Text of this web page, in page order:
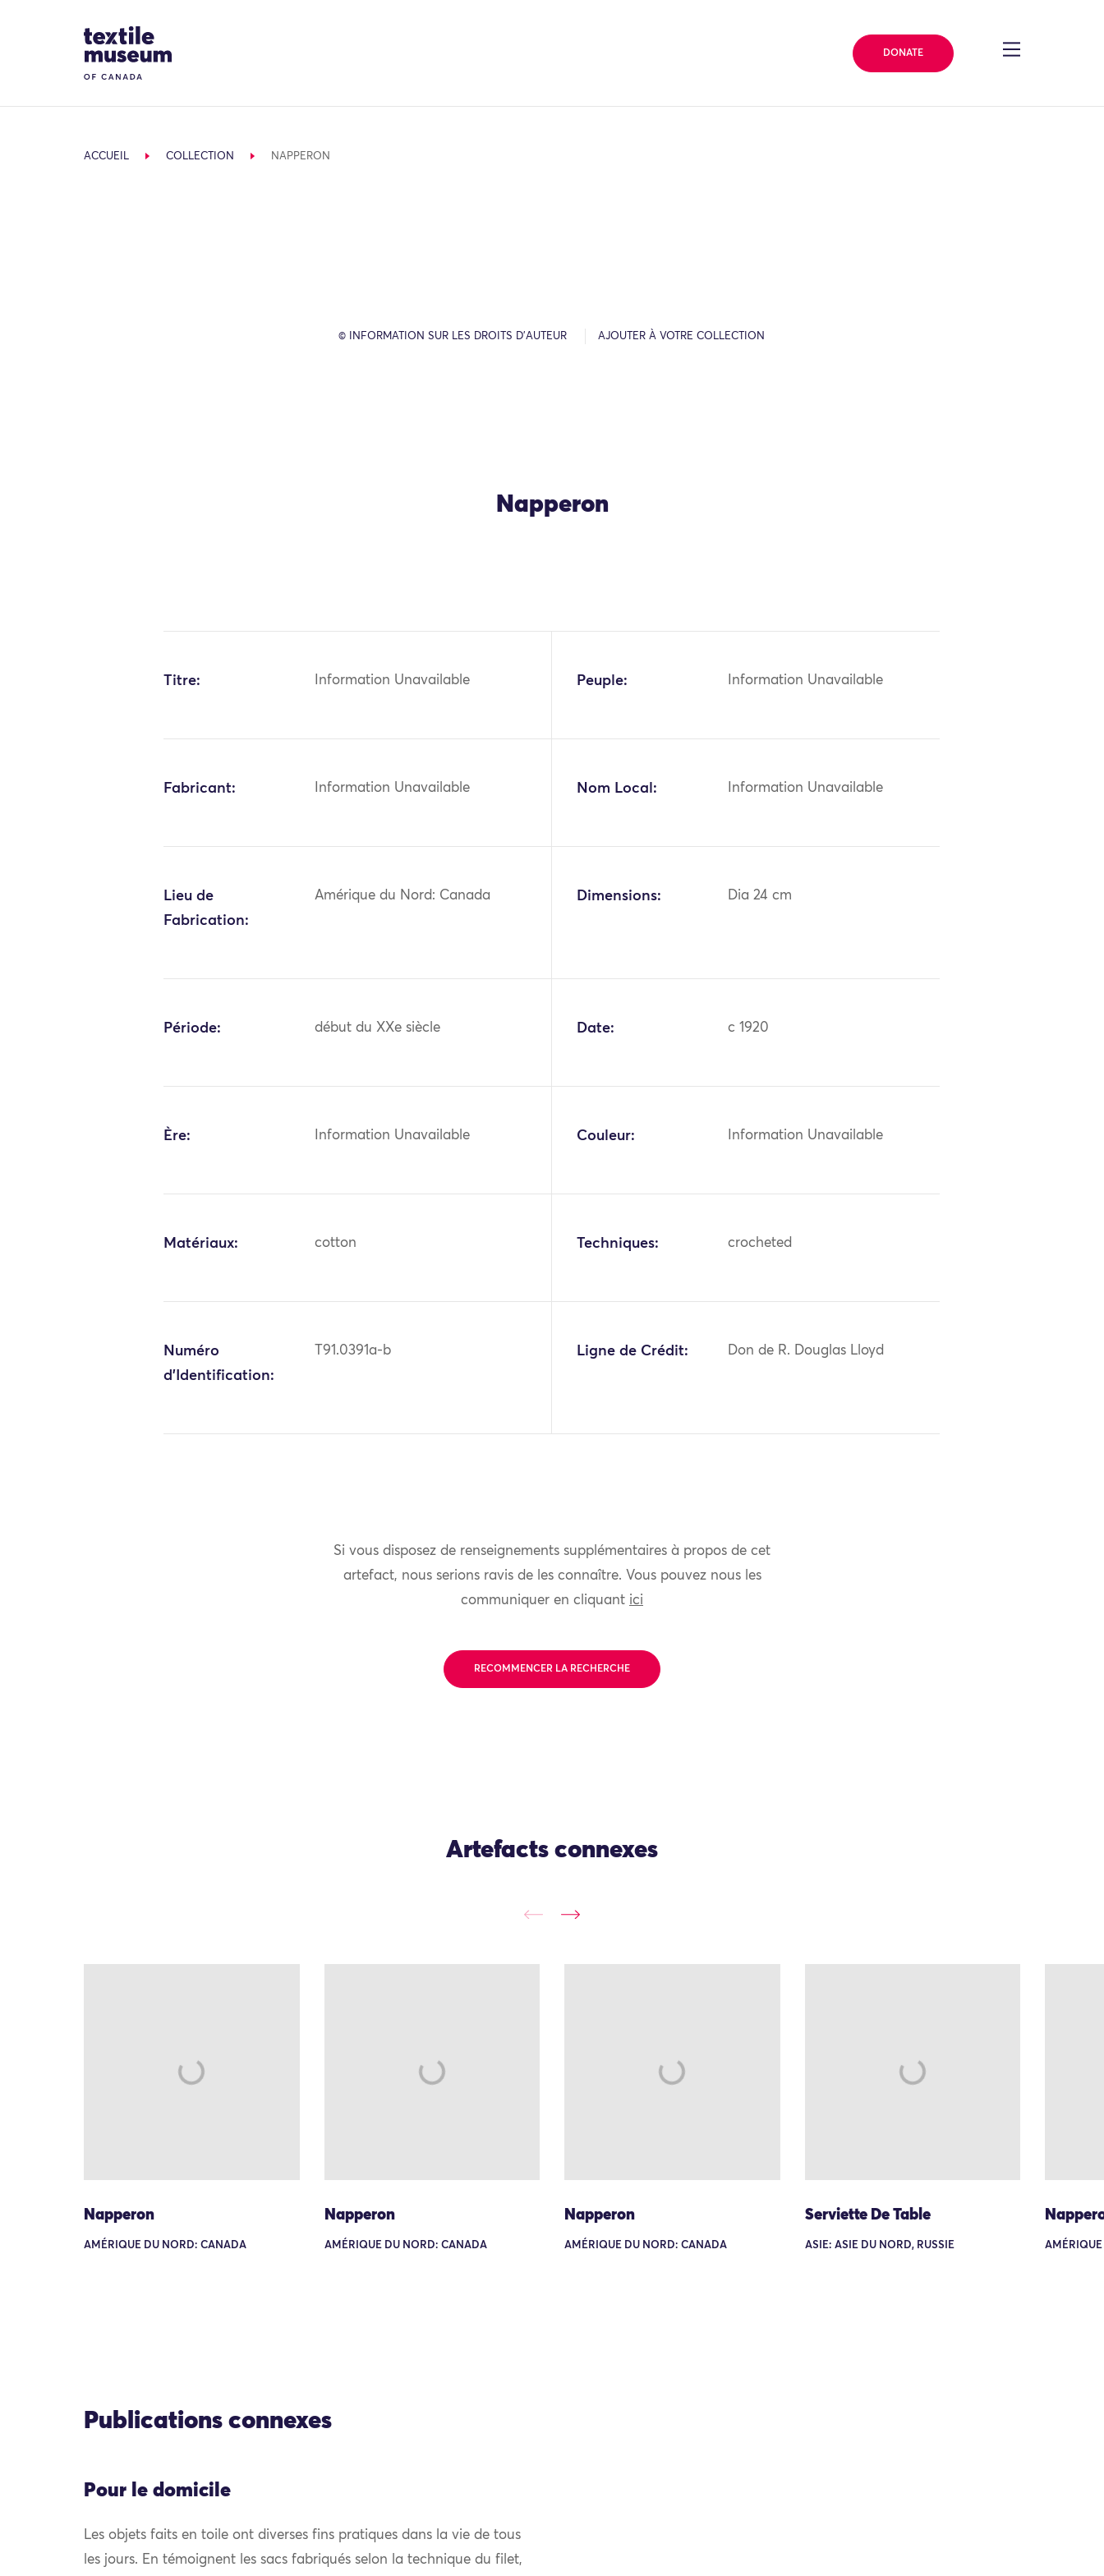
Site Logo
DONATE
ACCUEIL COLLECTION NAPPERON
© INFORMATION SUR LES DROITS D’AUTEUR AJOUTER À VOTRE COLLECTION
Napperon
Titre: Information Unavailable Peuple: Information Unavailable
Fabricant: Information Unavailable Nom Local: Information Unavailable
Lieu de
Fabrication:
Amérique du Nord: Canada Dimensions: Dia 24 cm
Période: début du XXe siècle Date: c 1920
Ère: Information Unavailable Couleur: Information Unavailable
Matériaux: cotton Techniques: crocheted
Numéro
d'Identification:
T91.0391a-b Ligne de Crédit: Don de R. Douglas Lloyd
Si vous disposez de renseignements supplémentaires à propos de cet
artefact, nous serions ravis de les connaître. Vous pouvez nous les
communiquer en cliquant ici
RECOMMENCER LA RECHERCHE
Artefacts connexes
Napperon
AMÉRIQUE DU NORD: CANADA
Napperon
AMÉRIQUE DU NORD: CANADA
Napperon
AMÉRIQUE DU NORD: CANADA
Serviette De Table
ASIE: ASIE DU NORD, RUSSIE
Publications connexes
Pour le domicile
Les objets faits en toile ont diverses fins pratiques dans la vie de tous
les jours. En témoignent les sacs fabriqués selon la technique du filet,